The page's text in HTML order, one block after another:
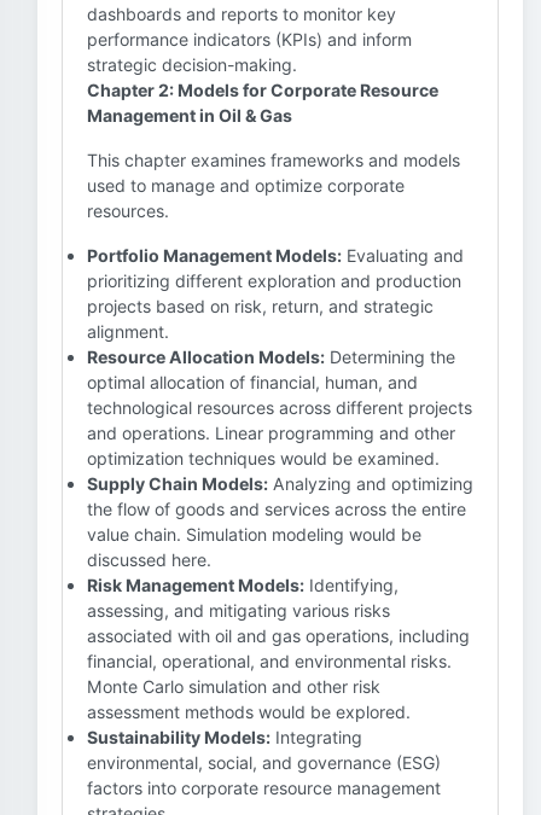
dashboards and reports to monitor key
performance indicators (KPIs) and inform
strategic decision-making.
Chapter 2: Models for Corporate Resource
Management in Oil & Gas
This chapter examines frameworks and models
used to manage and optimize corporate
resources.
Portfolio Management Models: Evaluating and
prioritizing different exploration and production
projects based on risk, return, and strategic
alignment.
Resource Allocation Models: Determining the
optimal allocation of financial, human, and
technological resources across different projects
and operations. Linear programming and other
optimization techniques would be examined.
Supply Chain Models: Analyzing and optimizing
the flow of goods and services across the entire
value chain. Simulation modeling would be
discussed here.
Risk Management Models: Identifying,
assessing, and mitigating various risks
associated with oil and gas operations, including
financial, operational, and environmental risks.
Monte Carlo simulation and other risk
assessment methods would be explored.
Sustainability Models: Integrating
environmental, social, and governance (ESG)
factors into corporate resource management